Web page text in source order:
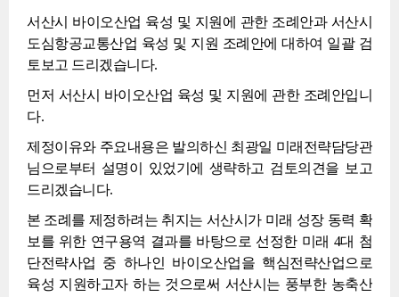
서산시 바이오산업 육성 및 지원에 관한 조례안과 서산시
도심항공교통산업 육성 및 지원 조례안에 대하여 일괄 검
토보고 드리겠습니다.
먼저 서산시 바이오산업 육성 및 지원에 관한 조례안입니
다.
제정이유와 주요내용은 발의하신 최광일 미래전략담당관
님으로부터 설명이 있었기에 생략하고 검토의견을 보고
드리겠습니다.
본 조례를 제정하려는 취지는 서산시가 미래 성장 동력 확
보를 위한 연구용역 결과를 바탕으로 선정한 미래 4대 첨
단전략사업 중 하나인 바이오산업을 핵심전략산업으로
육성 지원하고자 하는 것으로써 서산시는 풍부한 농축산